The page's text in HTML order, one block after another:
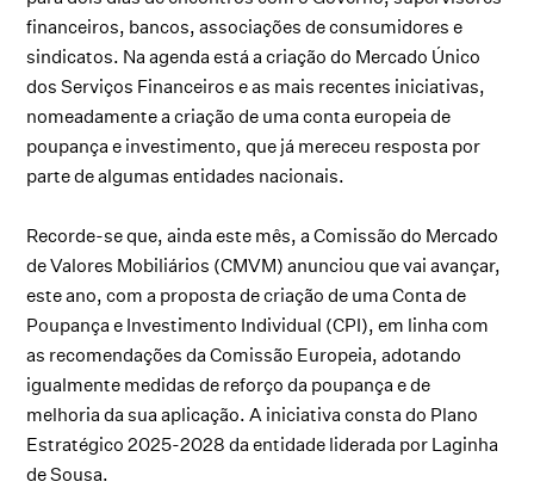
financeiros, bancos, associações de consumidores e
sindicatos. Na agenda está a criação do Mercado Único
dos Serviços Financeiros e as mais recentes iniciativas,
nomeadamente a criação de uma conta europeia de
poupança e investimento, que já mereceu resposta por
parte de algumas entidades nacionais.
Recorde-se que, ainda este mês, a Comissão do Mercado
de Valores Mobiliários (CMVM) anunciou que vai avançar,
este ano, com a proposta de criação de uma Conta de
Poupança e Investimento Individual (CPI), em linha com
as recomendações da Comissão Europeia, adotando
igualmente medidas de reforço da poupança e de
melhoria da sua aplicação. A iniciativa consta do Plano
Estratégico 2025-2028 da entidade liderada por Laginha
de Sousa.